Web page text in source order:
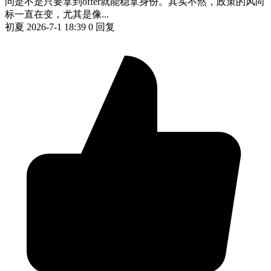
标一直在变，尤其是像...
初夏 2026-7-1 18:39 0 回复